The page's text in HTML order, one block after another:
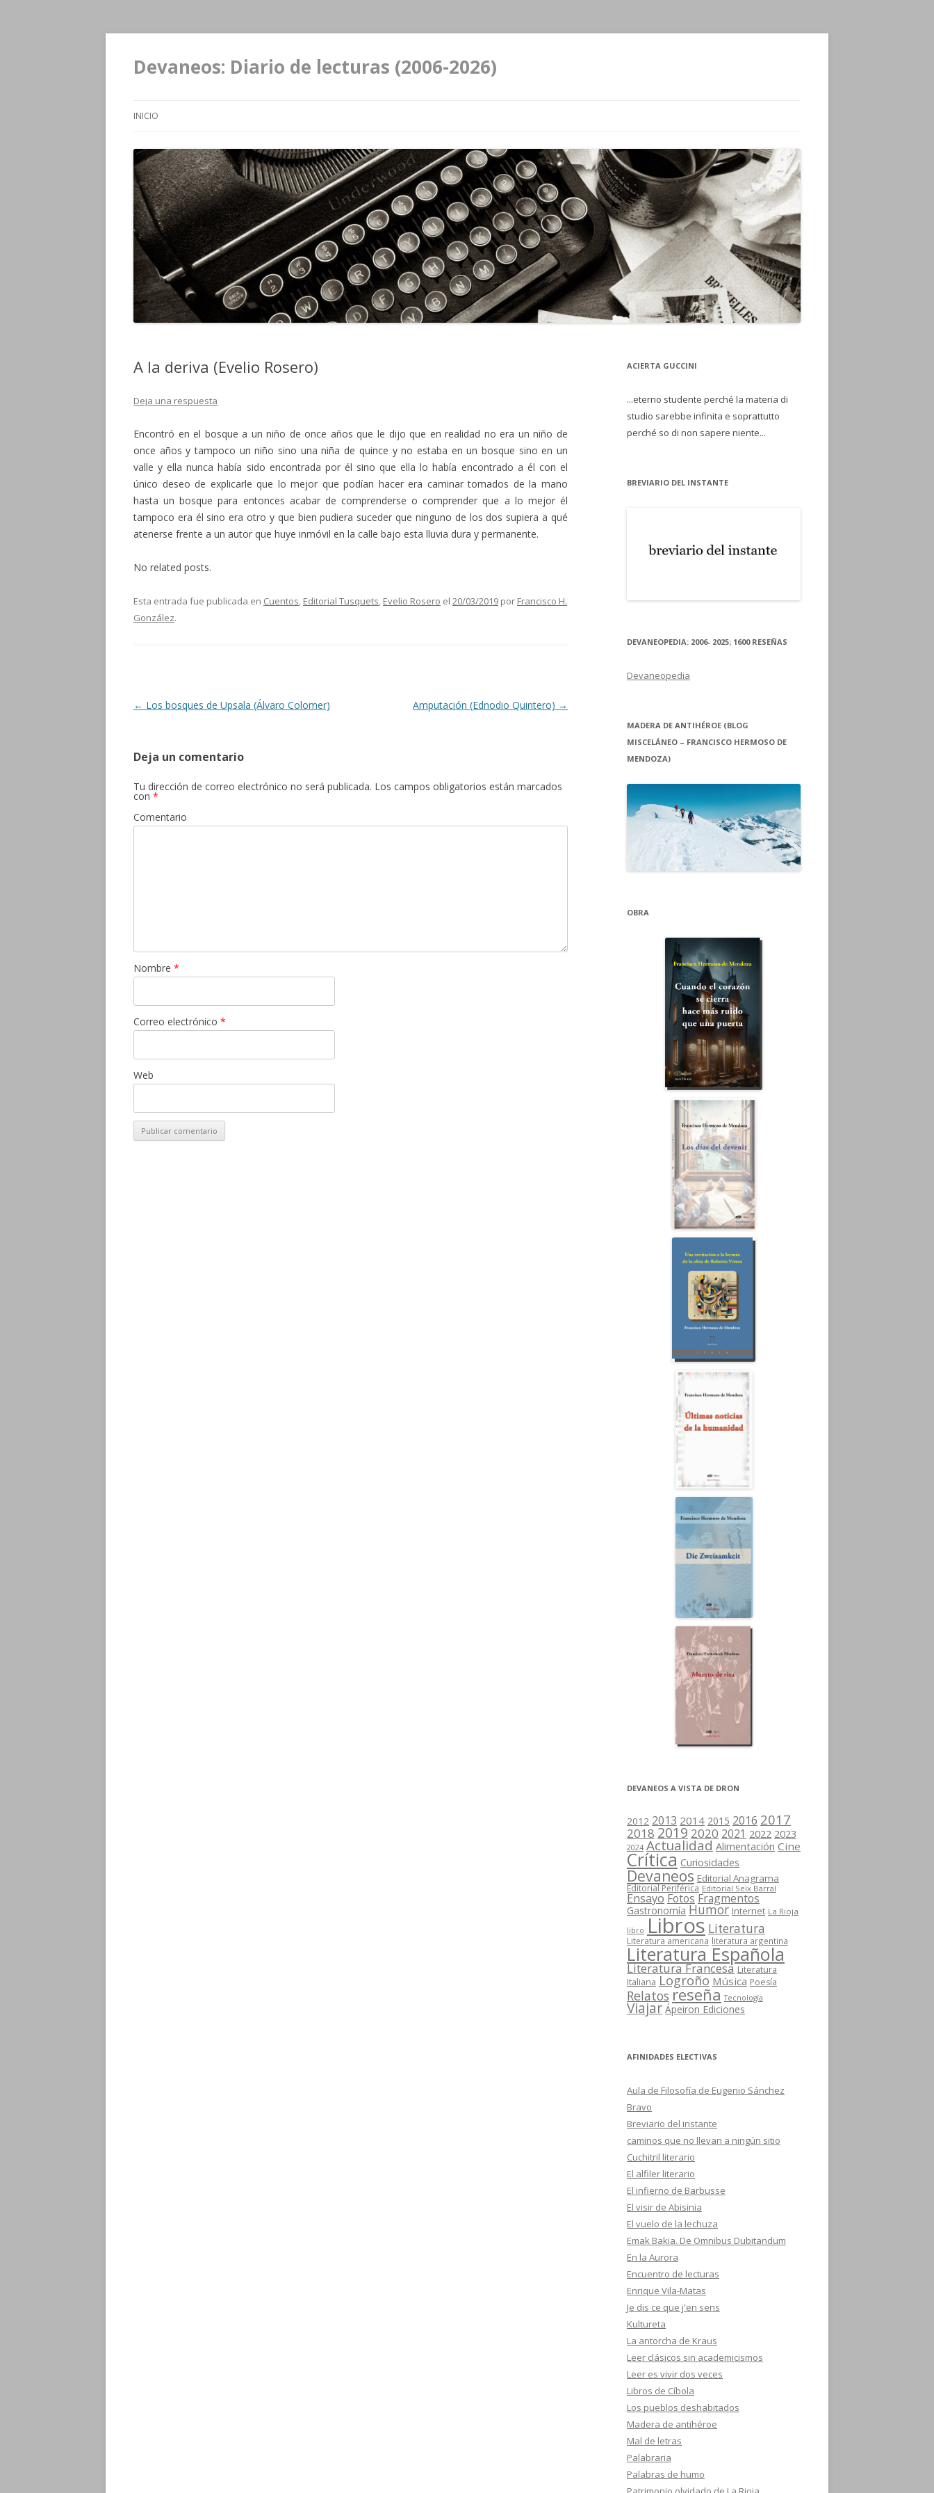
Devaneos: Diario de lecturas (2006-2026)
INICIO
A la deriva (Evelio Rosero)
Deja una respuesta
Encontró en el bosque a un niño de once años que le dijo que en realidad no era un niño de
once años y tampoco un niño sino una niña de quince y no estaba en un bosque sino en un
valle y ella nunca había sido encontrada por él sino que ella lo había encontrado a él con el
único deseo de explicarle que lo mejor que podían hacer era caminar tomados de la mano
hasta un bosque para entonces acabar de comprenderse o comprender que a lo mejor él
tampoco era él sino era otro y que bien pudiera suceder que ninguno de los dos supiera a qué
atenerse frente a un autor que huye inmóvil en la calle bajo esta lluvia dura y permanente.
No related posts.
Esta entrada fue publicada en Cuentos, Editorial Tusquets, Evelio Rosero el 20/03/2019 por Francisco H.
González.
Navegación de entradas
← Los bosques de Upsala (Álvaro Colomer) Amputación (Ednodio Quintero) →
Deja un comentario
Tu dirección de correo electrónico no será publicada. Los campos obligatorios están marcados
con *
Comentario
Nombre *
Correo electrónico *
Web
ACIERTA GUCCINI
...eterno studente perché la materia di
studio sarebbe infinita e soprattutto
perché so di non sapere niente...
BREVIARIO DEL INSTANTE
DEVANEOPEDIA: 2006- 2025; 1600 RESEÑAS
Devaneopedia
MADERA DE ANTIHÉROE (BLOG
MISCELÁNEO – FRANCISCO HERMOSO DE
MENDOZA)
OBRA
DEVANEOS A VISTA DE DRON
2012 2013 2014 2015 2016 2017
2018 2019 2020 2021 2022 2023
2024 Actualidad Alimentación Cine
Crítica Curiosidades
Devaneos Editorial Anagrama
Editorial Periférica Editorial Seix Barral
Ensayo Fotos Fragmentos
Gastronomía Humor Internet La Rioja
libro Libros Literatura
Literatura americana literatura argentina
Literatura Española
Literatura Francesa Literatura
Italiana Logroño Música Poesía
Relatos reseña Tecnología
Viajar Ápeiron Ediciones
AFINIDADES ELECTIVAS
Aula de Filosofía de Eugenio Sánchez
Bravo
Breviario del instante
caminos que no llevan a ningún sitio
Cuchitril literario
El alfiler literario
El infierno de Barbusse
El visir de Abisinia
El vuelo de la lechuza
Emak Bakia. De Omnibus Dubitandum
En la Aurora
Encuentro de lecturas
Enrique Vila-Matas
Je dis ce que j'en sens
Kultureta
La antorcha de Kraus
Leer clásicos sin academicismos
Leer es vivir dos veces
Libros de Cíbola
Los pueblos deshabitados
Madera de antihéroe
Mal de letras
Palabraria
Palabras de humo